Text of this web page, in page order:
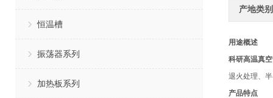
恒温槽
振荡器系列
加热板系列
产地类别
用途概述
科研高温真
退火处理、
产品特点